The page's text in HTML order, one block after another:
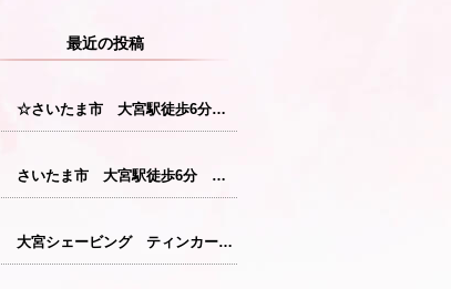
最近の投稿
☆さいたま市 大宮駅徒歩6分 レディースシェービング☆
さいたま市 大宮駅徒歩6分 レディースシェービング『産毛をなくすことで花粉症対策につながります！』
大宮シェービング ティンカーベル『クレンジング』